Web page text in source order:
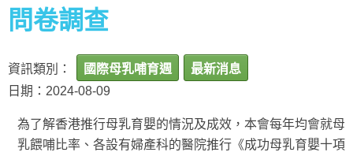
問卷調查
資訊類別： 國際母乳哺育週
最新消息
日期：2024-08-09
為了解香港推行母乳育嬰的情況及成效，本會每年均會就母
乳餵哺比率、各設有婦產科的醫院推行《成功母乳育嬰十項